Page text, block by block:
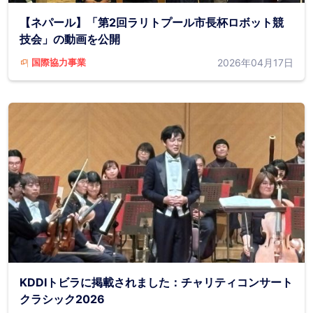
【ネパール】「第2回ラリトプール市長杯ロボット競
技会」の動画を公開
国際協力事業 2026年04月17日
KDDIトビラに掲載されました：チャリティコンサート
クラシック2026